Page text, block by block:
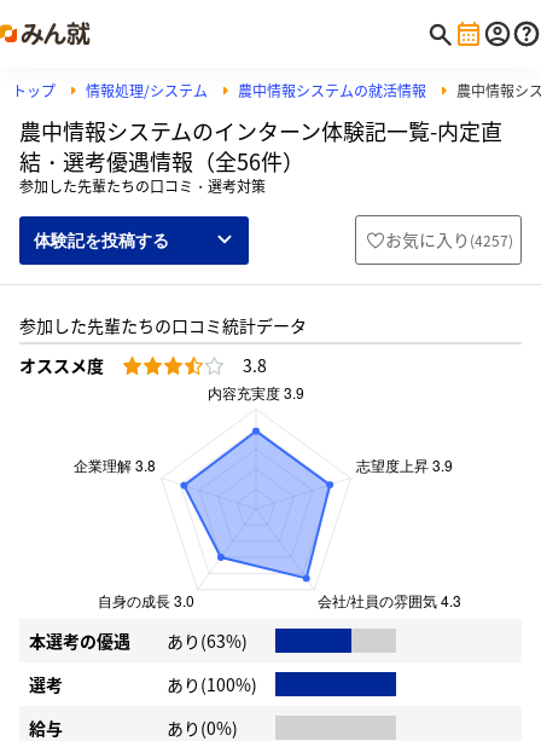
トップ 情報処理/システム 農中情報システムの就活情報 農中情報シ
農中情報システムのインターン体験記一覧-内定直
結・選考優遇情報（全56件）
参加した先輩たちの口コミ・選考対策
体験記を投稿する お気に入り (4257)
参加した先輩たちの口コミ統計データ
オススメ度
3.8
本選考の優遇
あり(63%)
選考
あり(100%)
給与
あり(0%)